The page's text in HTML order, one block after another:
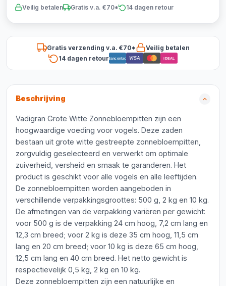
Veilig betalen Gratis v.a. €70* 14 dagen retour
Gratis verzending v.a. €70*
Veilig betalen
14 dagen retourBancontact VISA iDEAL
Beschrijving
Vadigran Grote Witte Zonnebloempitten zijn een
hoogwaardige voeding voor vogels. Deze zaden
bestaan uit grote witte gestreepte zonnebloempitten,
zorgvuldig geselecteerd en verwerkt om optimale
zuiverheid, versheid en smaak te garanderen. Het
product is geschikt voor alle vogels en alle leeftijden.
De zonnebloempitten worden aangeboden in
verschillende verpakkingsgroottes: 500 g, 2 kg en 10 kg.
De afmetingen van de verpakking variëren per gewicht:
voor 500 g is de verpakking 24 cm hoog, 7,2 cm lang en
12,3 cm breed; voor 2 kg is deze 35 cm hoog, 11,5 cm
lang en 20 cm breed; voor 10 kg is deze 65 cm hoog,
12,5 cm lang en 40 cm breed. Het netto gewicht is
respectievelijk 0,5 kg, 2 kg en 10 kg.
Deze zonnebloempitten zijn een natuurlijke en